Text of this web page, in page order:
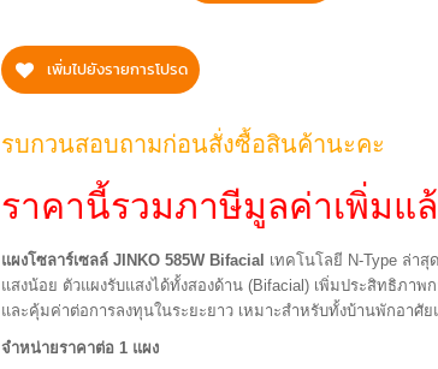
เพิ่มไปยังรายการโปรด
รบกวนสอบถามก่อนสั่งซื้อสินค้านะคะ
ราคานี้รวมภาษีมูลค่าเพิ่มแ
แผงโซลาร์เซลล์ JINKO 585W Bifacial เทคโนโลยี N-Type ล่า
แสงน้อย ตัวแผงรับแสงได้ทั้งสองด้าน (Bifacial) เพิ่มประสิทธิภาพ
และคุ้มค่าต่อการลงทุนในระยะยาว เหมาะสำหรับทั้งบ้านพักอาศัย
จำหน่ายราคาต่อ 1 แผง